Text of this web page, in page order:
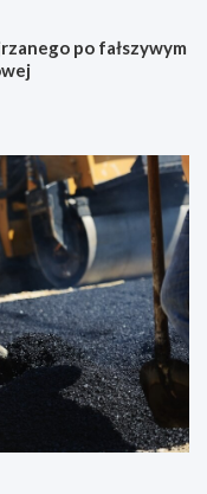
po fałszywym